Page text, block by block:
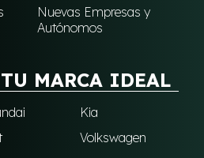
Nuevas Empresas y
Autónomos
MARCA IDEAL
Kia
Volkswagen